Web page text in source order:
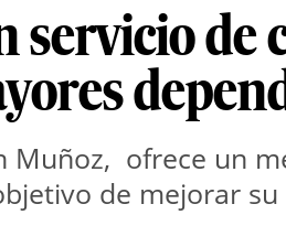
servicio de
Muñoz,  ofrece un
de mejorar